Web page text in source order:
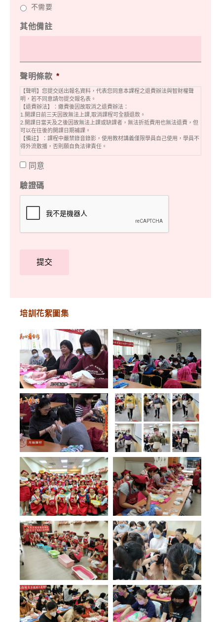
不需要
其他備註
聲明條款 *
【聲明】您提交送出報名資料，代表您同意本課程之退費辦法與智財權聲
明，若不同意請勿提交報名表。
【退費辦法】：繳費後因故取消之退費辦法：
1.開課日前三天因故無法上課,取消課程可全額退款。
2.開課日當天及之後因故無法上課或缺課者，無法折抵費用也無法退費，但
可以在往後的開課日期補課。
【備註】：課程中嚴禁錄音錄影，使用教材講義僅限學員自己使用，學員不
得外流散播，否則願自負法律責任。
同意
驗證碼
培訓花絮圖集